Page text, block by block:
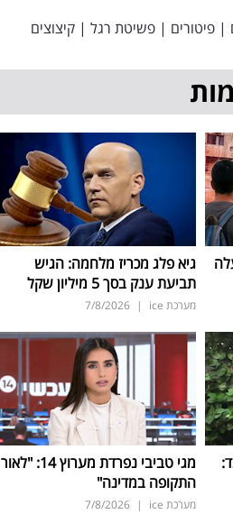
| פיטורים | פשיטת רגל | קיצוצים
גיא פלג מכריז מלחמה: הגיש
תביעת ענק בסך 5 מיליון שקל
מערכת ice |
7/8/2026
מגי טביבי נפרדת מערוץ 14: "לאור
התקופה במדינה"
מערכת ice |
7/8/2026